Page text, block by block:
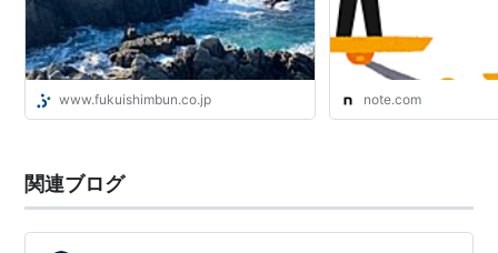
www.fukuishimbun.co.jp note.com
関連ブログ